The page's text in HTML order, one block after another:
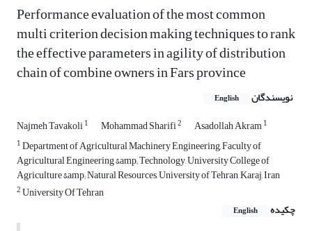
Performance evaluation of the most common
multi criterion decision making techniques to rank
the effective parameters in agility of distribution
chain of combine owners in Fars province
نویسندگان English
Najmeh Tavakoli1 Mohammad Sharifi2 Asadollah Akram1
1Department of Agricultural Machinery Engineering, Faculty of
Agricultural Engineering &amp; Technology, University College of
Agriculture &amp; Natural Resources, University of Tehran, Karaj, Iran
2University Of Tehran
چکیده
English